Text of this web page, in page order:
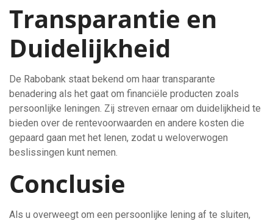
Transparantie en
Duidelijkheid
De Rabobank staat bekend om haar transparante
benadering als het gaat om financiële producten zoals
persoonlijke leningen. Zij streven ernaar om duidelijkheid te
bieden over de rentevoorwaarden en andere kosten die
gepaard gaan met het lenen, zodat u weloverwogen
beslissingen kunt nemen.
Conclusie
Als u overweegt om een persoonlijke lening af te sluiten,